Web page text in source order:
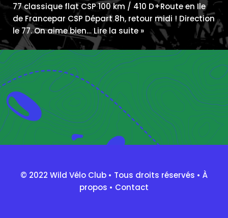
77 classique flat CSP 100 km / 410 D+Route en Ile
de Francepar CSP Départ 8h, retour midi ! Direction
le 77. On aime bien…Lire la suite »
© 2022 Wild Vélo Club • Tous droits réservés • À
propos • Contact